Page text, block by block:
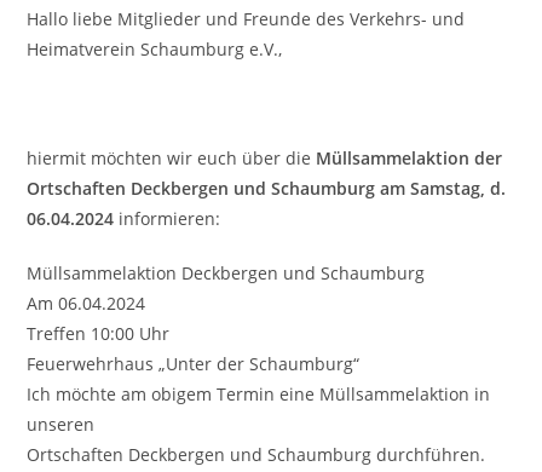
Hallo liebe Mitglieder und Freunde des Verkehrs- und
Heimatverein Schaumburg e.V.,
hiermit möchten wir euch über die Müllsammelaktion der
Ortschaften Deckbergen und Schaumburg am Samstag, d.
06.04.2024 informieren:
Müllsammelaktion Deckbergen und Schaumburg
Am 06.04.2024
Treffen 10:00 Uhr
Feuerwehrhaus „Unter der Schaumburg“
Ich möchte am obigem Termin eine Müllsammelaktion in
unseren
Ortschaften Deckbergen und Schaumburg durchführen.